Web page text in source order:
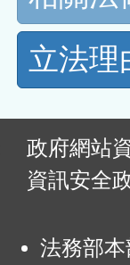
立法理
政府網站
資訊安全
法務部本